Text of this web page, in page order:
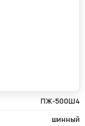
ПЖ-500Ш4
шинный